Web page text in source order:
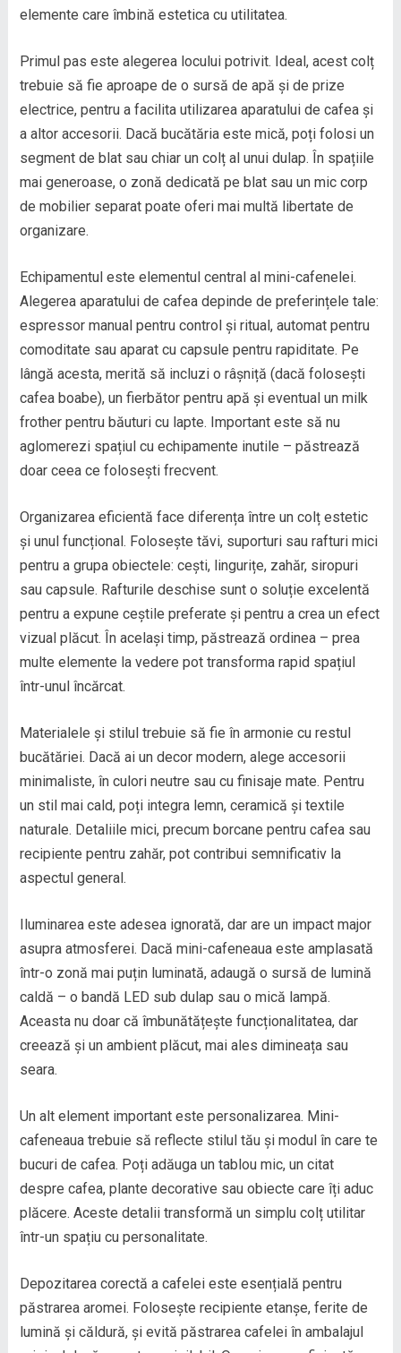
elemente care îmbină estetica cu utilitatea.
Primul pas este alegerea locului potrivit. Ideal, acest colț
trebuie să fie aproape de o sursă de apă și de prize
electrice, pentru a facilita utilizarea aparatului de cafea și
a altor accesorii. Dacă bucătăria este mică, poți folosi un
segment de blat sau chiar un colț al unui dulap. În spațiile
mai generoase, o zonă dedicată pe blat sau un mic corp
de mobilier separat poate oferi mai multă libertate de
organizare.
Echipamentul este elementul central al mini-cafenelei.
Alegerea aparatului de cafea depinde de preferințele tale:
espressor manual pentru control și ritual, automat pentru
comoditate sau aparat cu capsule pentru rapiditate. Pe
lângă acesta, merită să incluzi o râșniță (dacă folosești
cafea boabe), un fierbător pentru apă și eventual un milk
frother pentru băuturi cu lapte. Important este să nu
aglomerezi spațiul cu echipamente inutile – păstrează
doar ceea ce folosești frecvent.
Organizarea eficientă face diferența între un colț estetic
și unul funcțional. Folosește tăvi, suporturi sau rafturi mici
pentru a grupa obiectele: cești, lingurițe, zahăr, siropuri
sau capsule. Rafturile deschise sunt o soluție excelentă
pentru a expune ceștile preferate și pentru a crea un efect
vizual plăcut. În același timp, păstrează ordinea – prea
multe elemente la vedere pot transforma rapid spațiul
într-unul încărcat.
Materialele și stilul trebuie să fie în armonie cu restul
bucătăriei. Dacă ai un decor modern, alege accesorii
minimaliste, în culori neutre sau cu finisaje mate. Pentru
un stil mai cald, poți integra lemn, ceramică și textile
naturale. Detaliile mici, precum borcane pentru cafea sau
recipiente pentru zahăr, pot contribui semnificativ la
aspectul general.
Iluminarea este adesea ignorată, dar are un impact major
asupra atmosferei. Dacă mini-cafeneaua este amplasată
într-o zonă mai puțin luminată, adaugă o sursă de lumină
caldă – o bandă LED sub dulap sau o mică lampă.
Aceasta nu doar că îmbunătățește funcționalitatea, dar
creează și un ambient plăcut, mai ales dimineața sau
seara.
Un alt element important este personalizarea. Mini-
cafeneaua trebuie să reflecte stilul tău și modul în care te
bucuri de cafea. Poți adăuga un tablou mic, un citat
despre cafea, plante decorative sau obiecte care îți aduc
plăcere. Aceste detalii transformă un simplu colț utilitar
într-un spațiu cu personalitate.
Depozitarea corectă a cafelei este esențială pentru
păstrarea aromei. Folosește recipiente etanșe, ferite de
lumină și căldură, și evită păstrarea cafelei în ambalajul